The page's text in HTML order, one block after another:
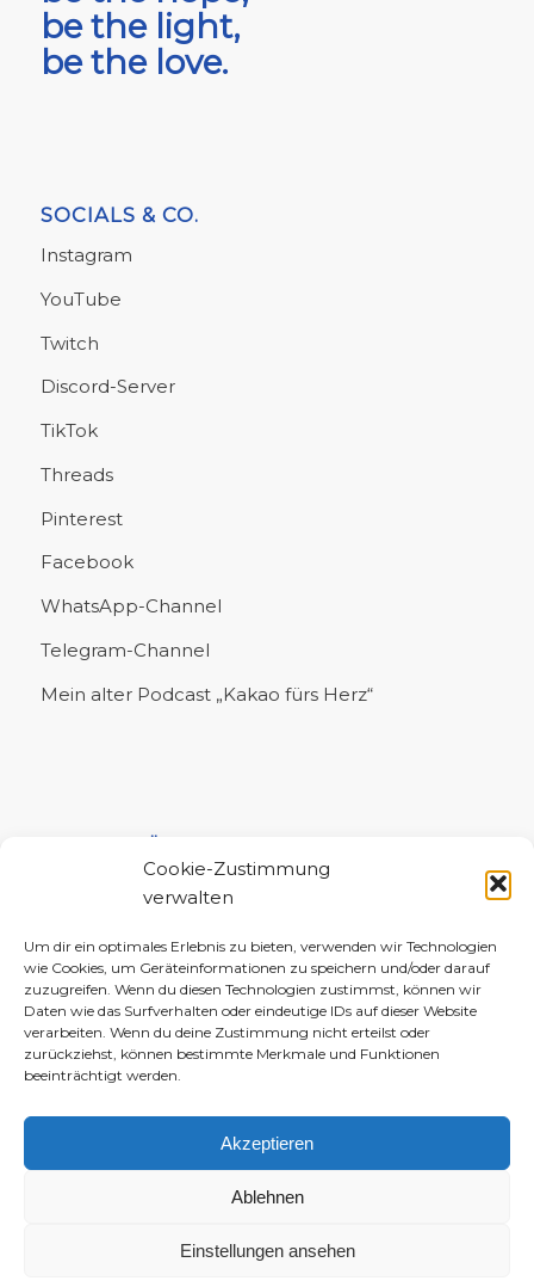
Cookie-Zustimmung
verwalten
Um dir ein optimales Erlebnis zu bieten, verwenden wir Technologien
wie Cookies, um Geräteinformationen zu speichern und/oder darauf
zuzugreifen. Wenn du diesen Technologien zustimmst, können wir
Daten wie das Surfverhalten oder eindeutige IDs auf dieser Website
verarbeiten. Wenn du deine Zustimmung nicht erteilst oder
zurückziehst, können bestimmte Merkmale und Funktionen
beeinträchtigt werden.
Akzeptieren
Ablehnen
Einstellungen ansehen
be the light,
be the love.
SOCIALS & CO.
Instagram
YouTube
Twitch
Discord-Server
TikTok
Threads
Pinterest
Facebook
WhatsApp-Channel
Telegram-Channel
Mein alter Podcast „Kakao fürs Herz“
© 2010–2026 Daniela-Marlin Jakobi (ewiglichtkind | The Fabulous Diary)